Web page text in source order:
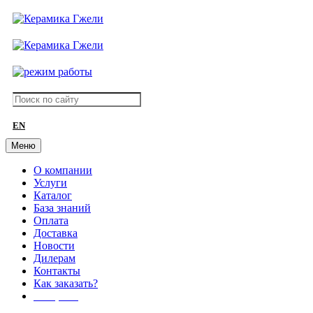
EN
Меню
О компании
Услуги
Каталог
База знаний
Оплата
Доставка
Новости
Дилерам
Контакты
Как заказать?